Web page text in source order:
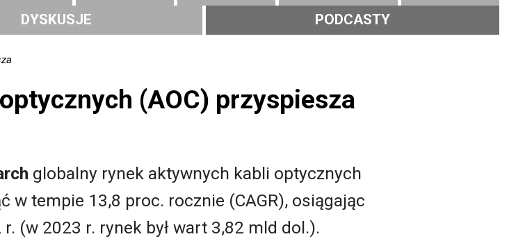
DYSKUSJE PODCASTY
(AOC) przyspiesza
globalny rynek aktywnych kabli optycznych
w tempie 13,8 proc. rocznie (CAGR), osiągając
(w 2023 r. rynek był wart 3,82 mld dol.).